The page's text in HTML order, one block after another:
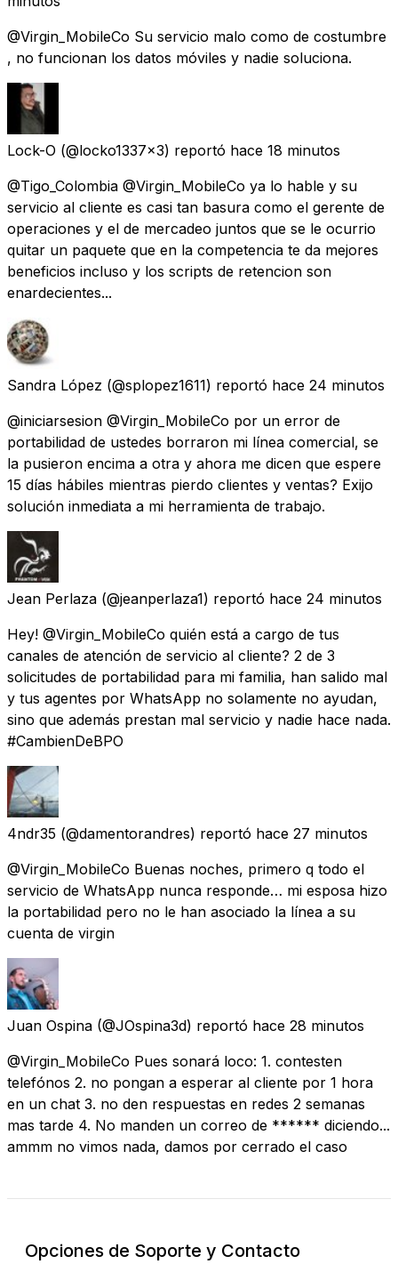
@Virgin_MobileCo Su servicio malo como de costumbre
, no funcionan los datos móviles y nadie soluciona.
Lock-O (@locko1337x3) reportó hace 18 minutos
@Tigo_Colombia @Virgin_MobileCo ya lo hable y su
servicio al cliente es casi tan basura como el gerente de
operaciones y el de mercadeo juntos que se le ocurrio
quitar un paquete que en la competencia te da mejores
beneficios incluso y los scripts de retencion son
enardecientes...
Sandra López (@splopez1611) reportó hace 24 minutos
@iniciarsesion @Virgin_MobileCo por un error de
portabilidad de ustedes borraron mi línea comercial, se
la pusieron encima a otra y ahora me dicen que espere
15 días hábiles mientras pierdo clientes y ventas? Exijo
solución inmediata a mi herramienta de trabajo.
Jean Perlaza (@jeanperlaza1) reportó hace 24 minutos
Hey! @Virgin_MobileCo quién está a cargo de tus
canales de atención de servicio al cliente? 2 de 3
solicitudes de portabilidad para mi familia, han salido mal
y tus agentes por WhatsApp no solamente no ayudan,
sino que además prestan mal servicio y nadie hace nada.
#CambienDeBPO
4ndr35 (@damentorandres) reportó hace 27 minutos
@Virgin_MobileCo Buenas noches, primero q todo el
servicio de WhatsApp nunca responde… mi esposa hizo
la portabilidad pero no le han asociado la línea a su
cuenta de virgin
Juan Ospina (@JOspina3d) reportó hace 28 minutos
@Virgin_MobileCo Pues sonará loco: 1. contesten
telefónos 2. no pongan a esperar al cliente por 1 hora
en un chat 3. no den respuestas en redes 2 semanas
mas tarde 4. No manden un correo de ****** diciendo...
ammm no vimos nada, damos por cerrado el caso
Opciones de Soporte y Contacto